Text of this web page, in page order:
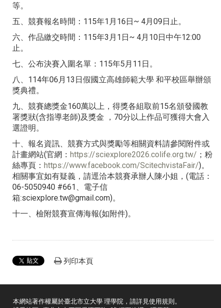
等。
五、競賽報名時間：115年1月16日~ 4月09日止。
六、作品繳交時間：115年3月1日~ 4月10日中午12:00
止。
七、公布決賽入圍名單：115年5月11日。
八、114年06月13日假國立高雄師範大學 和平校區舉辦頒
獎典禮。
九、競賽總獎金160萬以上，得獎各組取前15名頒發國教
署獎狀(含指導老師)及獎金 ，70分以上作品可獲得大會入
選證明。
十、報名資訊、競賽方式與獎勵等相關資料請參閱附件或
計畫網站(官網： https://sciexplore2026.colife.org.tw/ ；粉
絲專頁： https://www.facebook.com/ScitechvistaFair/)。
相關事宜如有疑義，請逕洽本競賽承辦人陳小姐，(電話：
06-5050940 #661、電子信
箱:sciexplore.tw@gmail.com)。
十一、檢附競賽宣傳海報(如附件)。
列印本頁
本網站著作權屬於臺北市立大學 理學院，請詳見 使用規則 。